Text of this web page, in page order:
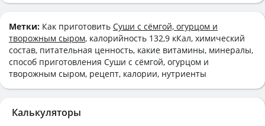
Метки: Как приготовить Суши с сёмгой, огурцом и
творожным сыром, калорийность 132,9 кКал, химический
состав, питательная ценность, какие витамины, минералы,
способ приготовления Суши с сёмгой, огурцом и
творожным сыром, рецепт, калории, нутриенты
Калькуляторы